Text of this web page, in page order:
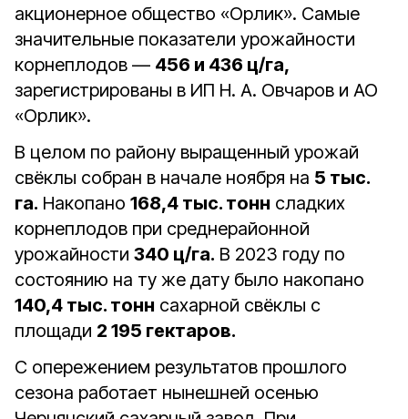
акционерное общество «Орлик». Самые
значительные показатели урожайности
корнеплодов — 456 и 436 ц/га,
зарегистрированы в ИП Н. А. Овчаров и АО
«Орлик».
В целом по району выращенный урожай
свёклы собран в начале ноября на 5 тыс.
га. Накопано 168,4 тыс. тонн сладких
корнеплодов при среднерайонной
урожайности 340 ц/га. В 2023 году по
состоянию на ту же дату было накопано
140,4 тыс. тонн сахарной свёклы с
площади 2 195 гектаров.
С опережением результатов прошлого
сезона работает нынешней осенью